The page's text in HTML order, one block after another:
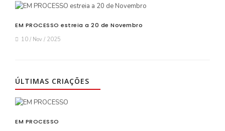
EM PROCESSO estreia a 20 de Novembro
10 / Nov / 2025
ÚLTIMAS CRIAÇÕES
EM PROCESSO